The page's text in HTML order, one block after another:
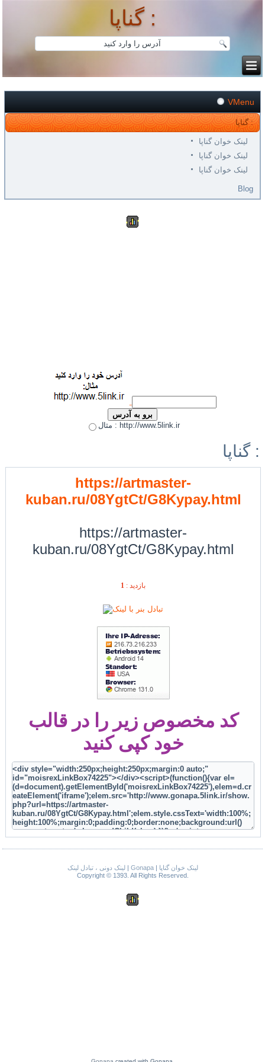
گناپا :
VMenu
گناپا :
لینک خوان گناپا
لینک خوان گناپا
لینک خوان گناپا
Blog
مثال : http://www.5link.ir
گناپا :
https://artmaster-
kuban.ru/08YgtCt/G8Kypay.html
https://artmaster-
kuban.ru/08YgtCt/G8Kypay.html
بازديد : 1
کد مخصوص زیر را در قالب
خود کپی کنید
لینک دونی ، تبادل لینک| Gonapa|
لینک خوان گناپا
Copyright © 1393. All Rights Reserved.